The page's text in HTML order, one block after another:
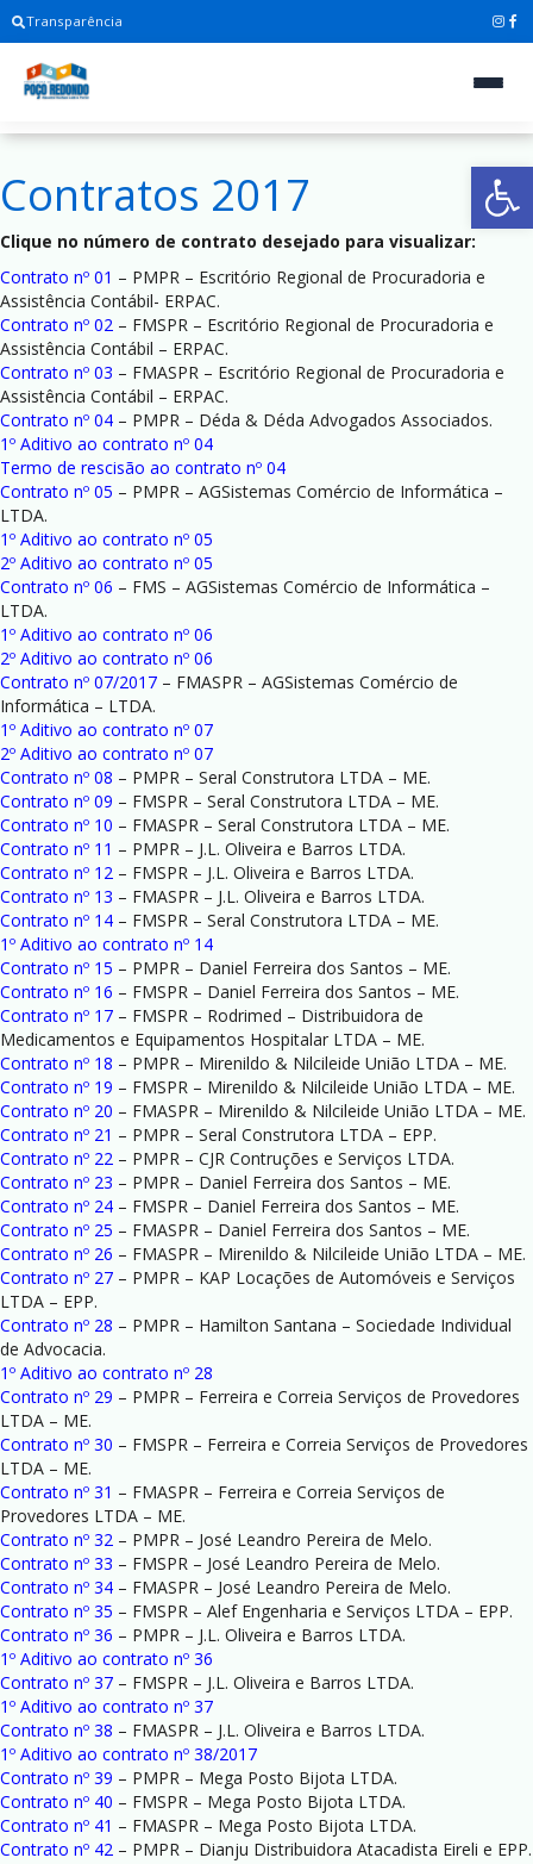
Transparência
Contratos 2017
Clique no número de contrato desejado para visualizar:
Contrato nº 01 – PMPR – Escritório Regional de Procuradoria e
Assistência Contábil- ERPAC.
Contrato nº 02 – FMSPR – Escritório Regional de Procuradoria e
Assistência Contábil – ERPAC.
Contrato nº 03 – FMASPR – Escritório Regional de Procuradoria e
Assistência Contábil – ERPAC.
Contrato nº 04 – PMPR – Déda & Déda Advogados Associados.
1º Aditivo ao contrato nº 04
Termo de rescisão ao contrato nº 04
Contrato nº 05 – PMPR – AGSistemas Comércio de Informática –
LTDA.
1º Aditivo ao contrato nº 05
2º Aditivo ao contrato nº 05
Contrato nº 06 – FMS – AGSistemas Comércio de Informática –
LTDA.
1º Aditivo ao contrato nº 06
2º Aditivo ao contrato nº 06
Contrato nº 07/2017 – FMASPR – AGSistemas Comércio de
Informática – LTDA.
1º Aditivo ao contrato nº 07
2º Aditivo ao contrato nº 07
Contrato nº 08 – PMPR – Seral Construtora LTDA – ME.
Contrato nº 09 – FMSPR – Seral Construtora LTDA – ME.
Contrato nº 10 – FMASPR – Seral Construtora LTDA – ME.
Contrato nº 11 – PMPR – J.L. Oliveira e Barros LTDA.
Contrato nº 12 – FMSPR – J.L. Oliveira e Barros LTDA.
Contrato nº 13 – FMASPR – J.L. Oliveira e Barros LTDA.
Contrato nº 14 – FMSPR – Seral Construtora LTDA – ME.
1º Aditivo ao contrato nº 14
Contrato nº 15 – PMPR – Daniel Ferreira dos Santos – ME.
Contrato nº 16 – FMSPR – Daniel Ferreira dos Santos – ME.
Contrato nº 17 – FMSPR – Rodrimed – Distribuidora de
Medicamentos e Equipamentos Hospitalar LTDA – ME.
Contrato nº 18 – PMPR – Mirenildo & Nilcileide União LTDA – ME.
Contrato nº 19 – FMSPR – Mirenildo & Nilcileide União LTDA – ME.
Contrato nº 20 – FMASPR – Mirenildo & Nilcileide União LTDA – ME.
Contrato nº 21 – PMPR – Seral Construtora LTDA – EPP.
Contrato nº 22 – PMPR – CJR Contruções e Serviços LTDA.
Contrato nº 23 – PMPR – Daniel Ferreira dos Santos – ME.
Contrato nº 24 – FMSPR – Daniel Ferreira dos Santos – ME.
Contrato nº 25 – FMASPR – Daniel Ferreira dos Santos – ME.
Contrato nº 26 – FMASPR – Mirenildo & Nilcileide União LTDA – ME.
Contrato nº 27 – PMPR – KAP Locações de Automóveis e Serviços
LTDA – EPP.
Contrato nº 28 – PMPR – Hamilton Santana – Sociedade Individual
de Advocacia.
1º Aditivo ao contrato nº 28
Contrato nº 29 – PMPR – Ferreira e Correia Serviços de Provedores
LTDA – ME.
Contrato nº 30 – FMSPR – Ferreira e Correia Serviços de Provedores
LTDA – ME.
Contrato nº 31 – FMASPR – Ferreira e Correia Serviços de
Provedores LTDA – ME.
Contrato nº 32 – PMPR – José Leandro Pereira de Melo.
Contrato nº 33 – FMSPR – José Leandro Pereira de Melo.
Contrato nº 34 – FMASPR – José Leandro Pereira de Melo.
Contrato nº 35 – FMSPR – Alef Engenharia e Serviços LTDA – EPP.
Contrato nº 36 – PMPR – J.L. Oliveira e Barros LTDA.
1º Aditivo ao contrato nº 36
Contrato nº 37 – FMSPR – J.L. Oliveira e Barros LTDA.
1º Aditivo ao contrato nº 37
Contrato nº 38 – FMASPR – J.L. Oliveira e Barros LTDA.
1º Aditivo ao contrato nº 38/2017
Contrato nº 39 – PMPR – Mega Posto Bijota LTDA.
Contrato nº 40 – FMSPR – Mega Posto Bijota LTDA.
Contrato nº 41 – FMASPR – Mega Posto Bijota LTDA.
Contrato nº 42 – PMPR – Dianju Distribuidora Atacadista Eireli e EPP.